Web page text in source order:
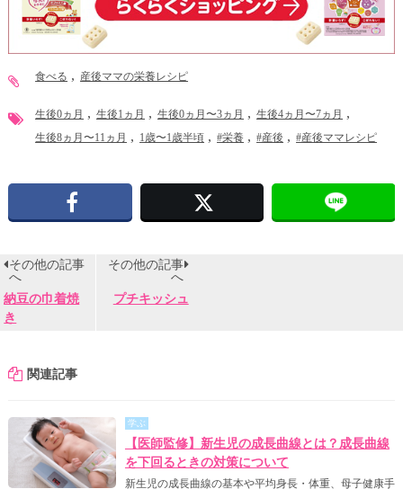
食べる 産後ママの栄養レシピ
生後0ヵ月 生後1ヵ月 生後0ヵ月〜3ヵ月 生後4ヵ月〜7ヵ月
生後8ヵ月〜11ヵ月 1歳〜1歳半頃 #栄養 #産後 #産後ママレシピ
その他の記事
へ
納豆の巾着焼
き
その他の記事
へ
プチキッシュ
関連記事
学ぶ
【医師監修】新生児の成長曲線とは？成長曲線
を下回るときの対策について
新生児の成長曲線の基本や平均身長・体重、母子健康手